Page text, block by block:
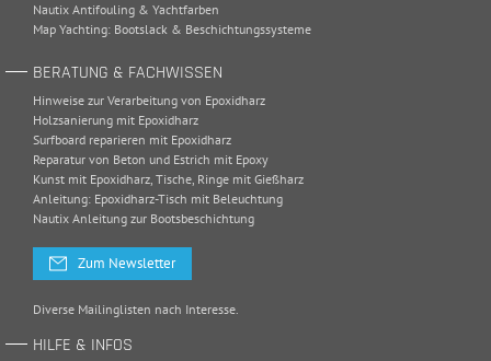
Nautix Antifouling & Yachtfarben
Map Yachting: Bootslack & Beschichtungssysteme
BERATUNG & FACHWISSEN
Hinweise zur Verarbeitung von Epoxidharz
Holzsanierung mit Epoxidharz
Surfboard reparieren mit Epoxidharz
Reparatur von Beton und Estrich mit Epoxy
Kunst mit Epoxidharz, Tische, Ringe mit Gießharz
Anleitung: Epoxidharz-Tisch mit Beleuchtung
Nautix Anleitung zur Bootsbeschichtung
Zum Newsletter
Diverse Mailinglisten nach Interesse.
HILFE & INFOS